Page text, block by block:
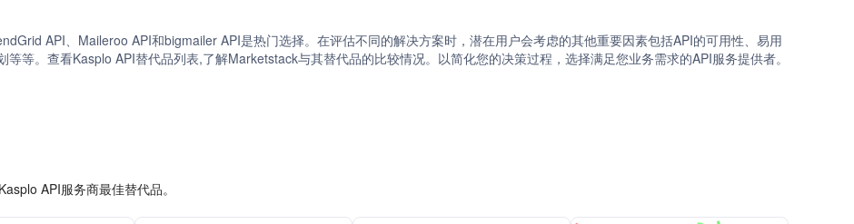
API、Maileroo API和bigmailer API是热门选择。在评估不同的解决方案时，潜在用户会考虑的其他重要因素包括API的可用性、易用
等。查看Kasplo API替代品列表,了解Marketstack与其替代品的比较情况。以简化您的决策过程，选择满足您业务需求的API服务提供者。
API服务商最佳替代品。